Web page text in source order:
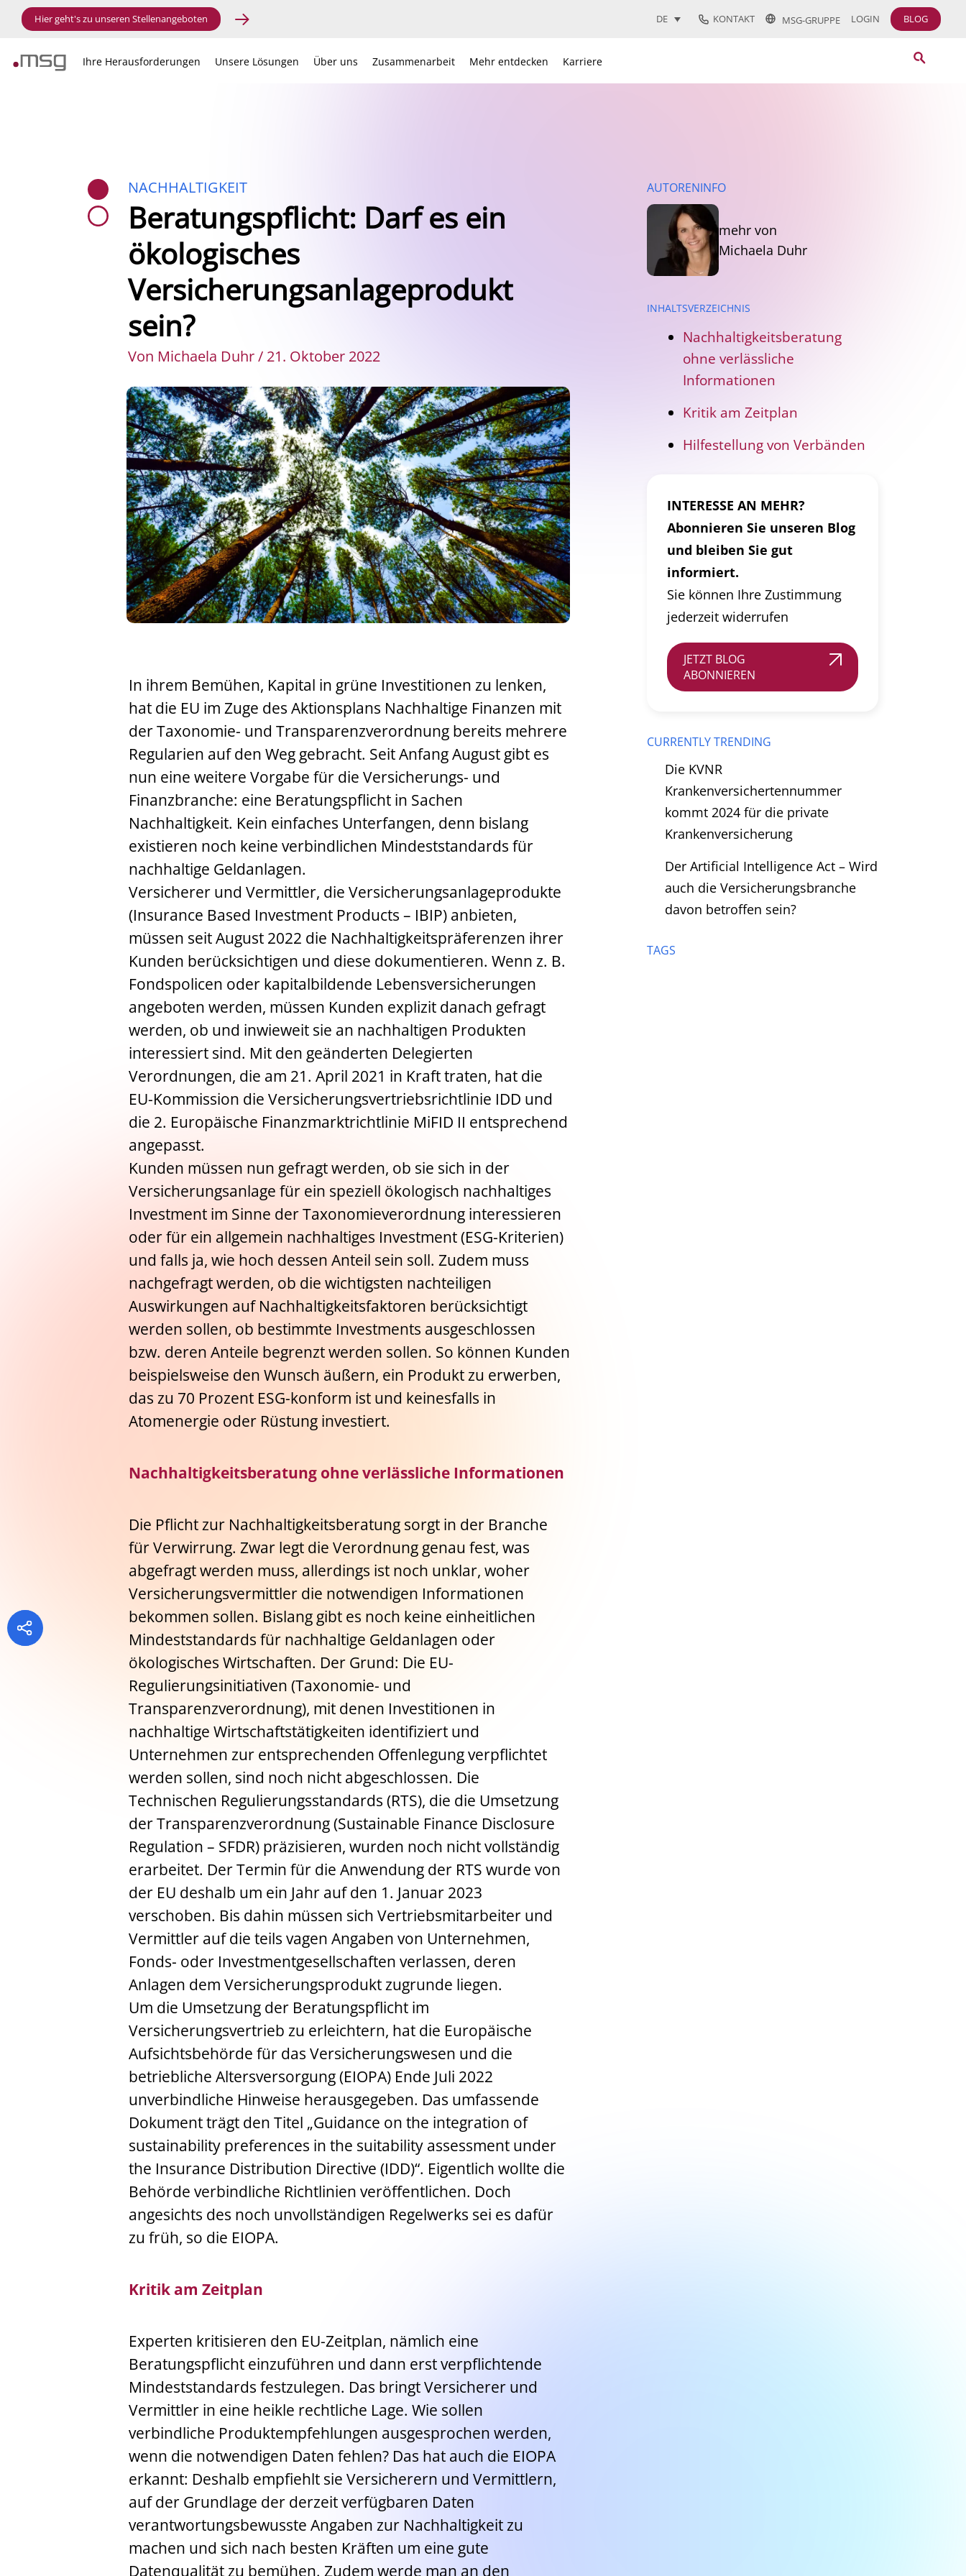
Hier geht's zu unseren Stellenangeboten DE KONTAKT MSG-GRUPPE LOGIN BLOG
Ihre Herausforderungen Unsere Lösungen Über uns Zusammenarbeit Mehr entdecken Karriere
NACHHALTIGKEIT
Beratungspflicht: Darf es ein
ökologisches
Versicherungsanlageprodukt
sein?
Von Michaela Duhr / 21. Oktober 2022
In ihrem Bemühen, Kapital in grüne Investitionen zu lenken,
hat die EU im Zuge des Aktionsplans Nachhaltige Finanzen mit
der Taxonomie- und Transparenzverordnung bereits mehrere
Regularien auf den Weg gebracht. Seit Anfang August gibt es
nun eine weitere Vorgabe für die Versicherungs- und
Finanzbranche: eine Beratungspflicht in Sachen
Nachhaltigkeit. Kein einfaches Unterfangen, denn bislang
existieren noch keine verbindlichen Mindeststandards für
nachhaltige Geldanlagen.
Versicherer und Vermittler, die Versicherungsanlageprodukte
(Insurance Based Investment Products – IBIP) anbieten,
müssen seit August 2022 die Nachhaltigkeitspräferenzen ihrer
Kunden berücksichtigen und diese dokumentieren. Wenn z. B.
Fondspolicen oder kapitalbildende Lebensversicherungen
angeboten werden, müssen Kunden explizit danach gefragt
werden, ob und inwieweit sie an nachhaltigen Produkten
interessiert sind. Mit den geänderten Delegierten
Verordnungen, die am 21. April 2021 in Kraft traten, hat die
EU-Kommission die Versicherungsvertriebsrichtlinie IDD und
die 2. Europäische Finanzmarktrichtlinie MiFID II entsprechend
angepasst.
Kunden müssen nun gefragt werden, ob sie sich in der
Versicherungsanlage für ein speziell ökologisch nachhaltiges
Investment im Sinne der Taxonomieverordnung interessieren
oder für ein allgemein nachhaltiges Investment (ESG-Kriterien)
und falls ja, wie hoch dessen Anteil sein soll. Zudem muss
nachgefragt werden, ob die wichtigsten nachteiligen
Auswirkungen auf Nachhaltigkeitsfaktoren berücksichtigt
werden sollen, ob bestimmte Investments ausgeschlossen
bzw. deren Anteile begrenzt werden sollen. So können Kunden
beispielsweise den Wunsch äußern, ein Produkt zu erwerben,
das zu 70 Prozent ESG-konform ist und keinesfalls in
Atomenergie oder Rüstung investiert.
Nachhaltigkeitsberatung ohne verlässliche Informationen
Die Pflicht zur Nachhaltigkeitsberatung sorgt in der Branche
für Verwirrung. Zwar legt die Verordnung genau fest, was
abgefragt werden muss, allerdings ist noch unklar, woher
Versicherungsvermittler die notwendigen Informationen
bekommen sollen. Bislang gibt es noch keine einheitlichen
Mindeststandards für nachhaltige Geldanlagen oder
ökologisches Wirtschaften. Der Grund: Die EU-
Regulierungsinitiativen (Taxonomie- und
Transparenzverordnung), mit denen Investitionen in
nachhaltige Wirtschaftstätigkeiten identifiziert und
Unternehmen zur entsprechenden Offenlegung verpflichtet
werden sollen, sind noch nicht abgeschlossen. Die
Technischen Regulierungsstandards (RTS), die die Umsetzung
der Transparenzverordnung (Sustainable Finance Disclosure
Regulation – SFDR) präzisieren, wurden noch nicht vollständig
erarbeitet. Der Termin für die Anwendung der RTS wurde von
der EU deshalb um ein Jahr auf den 1. Januar 2023
verschoben. Bis dahin müssen sich Vertriebsmitarbeiter und
Vermittler auf die teils vagen Angaben von Unternehmen,
Fonds- oder Investmentgesellschaften verlassen, deren
Anlagen dem Versicherungsprodukt zugrunde liegen.
Um die Umsetzung der Beratungspflicht im
Versicherungsvertrieb zu erleichtern, hat die Europäische
Aufsichtsbehörde für das Versicherungswesen und die
betriebliche Altersversorgung (EIOPA) Ende Juli 2022
unverbindliche Hinweise herausgegeben. Das umfassende
Dokument trägt den Titel „Guidance on the integration of
sustainability preferences in the suitability assessment under
the Insurance Distribution Directive (IDD)“. Eigentlich wollte die
Behörde verbindliche Richtlinien veröffentlichen. Doch
angesichts des noch unvollständigen Regelwerks sei es dafür
zu früh, so die EIOPA.
Kritik am Zeitplan
Experten kritisieren den EU-Zeitplan, nämlich eine
Beratungspflicht einzuführen und dann erst verpflichtende
Mindeststandards festzulegen. Das bringt Versicherer und
Vermittler in eine heikle rechtliche Lage. Wie sollen
verbindliche Produktempfehlungen ausgesprochen werden,
wenn die notwendigen Daten fehlen? Das hat auch die EIOPA
erkannt: Deshalb empfiehlt sie Versicherern und Vermittlern,
auf der Grundlage der derzeit verfügbaren Daten
verantwortungsbewusste Angaben zur Nachhaltigkeit zu
machen und sich nach besten Kräften um eine gute
Datenqualität zu bemühen. Zudem werde man an den
AUTORENINFO
mehr von
Michaela Duhr
INHALTSVERZEICHNIS
Nachhaltigkeitsberatung
ohne verlässliche
Informationen
Kritik am Zeitplan
Hilfestellung von Verbänden
INTERESSE AN MEHR?
Abonnieren Sie unseren Blog
und bleiben Sie gut
informiert.
Sie können Ihre Zustimmung
jederzeit widerrufen
JETZT BLOG
ABONNIEREN
CURRENTLY TRENDING
Die KVNR
Krankenversichertennummer
kommt 2024 für die private
Krankenversicherung
Der Artificial Intelligence Act – Wird
auch die Versicherungsbranche
davon betroffen sein?
TAGS